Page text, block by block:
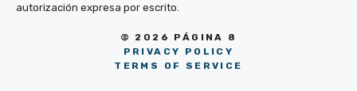
autorización expresa por escrito.
© 2026 PÁGINA 8
PRIVACY POLICY
TERMS OF SERVICE